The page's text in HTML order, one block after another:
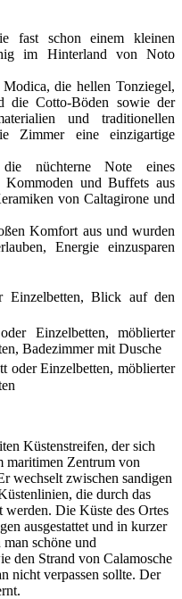
fast schon einem kleinen
im Hinterland von Noto
die hellen Tonziegel,
die Cotto-Böden sowie der
und traditionellen
Zimmer eine einzigartige
nüchterne Note eines
Kommoden und Buffets aus
von Caltagirone und
Komfort aus und wurden
Energie einzusparen
Einzelbetten, Blick auf den
Einzelbetten, möblierter
Badezimmer mit Dusche
oder Einzelbetten, möblierter
Küstenstreifen, der sich
maritimen Zentrum von
wechselt zwischen sandigen
die durch das
werden. Die Küste des Ortes
ausgestattet und in kurzer
schöne und
den Strand von Calamosche
nicht verpassen sollte. Der